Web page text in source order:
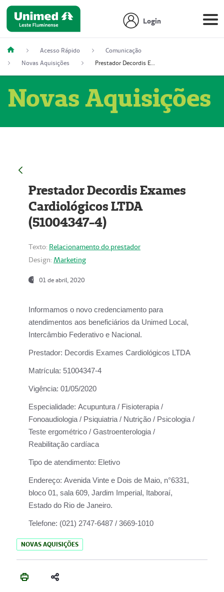
Login
Acesso Rápido
Comunicação
Novas Aquisições
Prestador Decordis Exames Cardiológicos LTDA (51004347-4)
Novas Aquisições
Prestador Decordis Exames
Cardiológicos LTDA
(51004347-4)
Texto: Relacionamento do prestador
Design: Marketing
01 de abril, 2020
Informamos o novo credenciamento para
atendimentos aos beneficiários da Unimed Local,
Intercâmbio Federativo e Nacional.
Prestador: Decordis Exames Cardiológicos LTDA
Matrícula: 51004347-4
Vigência: 01/05/2020
Especialidade: Acupuntura / Fisioterapia /
Fonoaudiologia / Psiquiatria / Nutrição / Psicologia /
Teste ergométrico / Gastroenterologia /
Reabilitação cardíaca
Tipo de atendimento: Eletivo
Endereço: Avenida Vinte e Dois de Maio, n°6331,
bloco 01, sala 609, Jardim Imperial, Itaboraí,
Estado do Rio de Janeiro.
Telefone: (021) 2747-6487 / 3669-1010
NOVAS AQUISIÇÕES